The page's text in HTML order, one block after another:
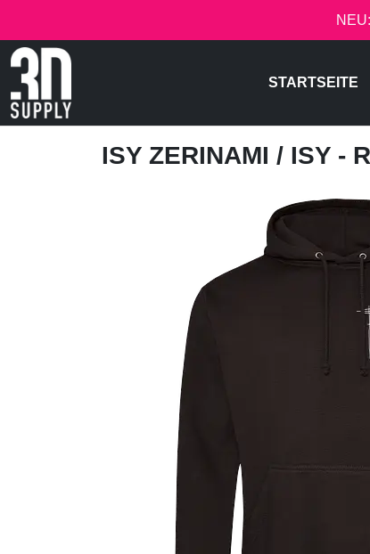
STARTSEITE
ISY ZERINAMI / ISY -